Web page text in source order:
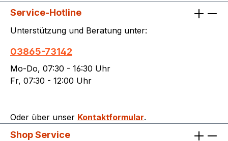
Service-Hotline
Unterstützung und Beratung unter:
03865-73142
Mo-Do, 07:30 - 16:30 Uhr
Fr, 07:30 - 12:00 Uhr
Oder über unser Kontaktformular.
Shop Service